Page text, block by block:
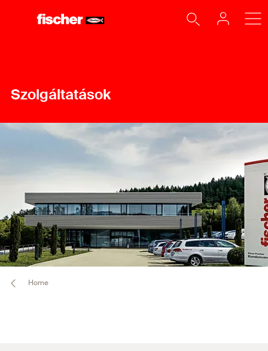
Szolgáltatások
Home